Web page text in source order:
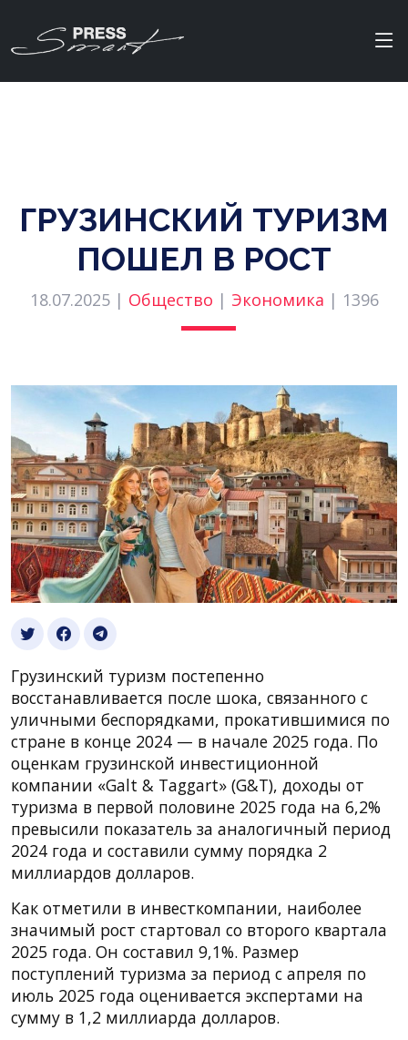
ГРУЗИНСКИЙ ТУРИЗМ
ПОШЕЛ В РОСТ
18.07.2025 | Общество | Экономика | 1396
Грузинский туризм постепенно
восстанавливается после шока, связанного с
уличными беспорядками, прокатившимися по
стране в конце 2024 — в начале 2025 года. По
оценкам грузинской инвестиционной
компании «Galt & Taggart» (G&T), доходы от
туризма в первой половине 2025 года на 6,2%
превысили показатель за аналогичный период
2024 года и составили сумму порядка 2
миллиардов долларов.
Как отметили в инвесткомпании, наиболее
значимый рост стартовал со второго квартала
2025 года. Он составил 9,1%. Размер
поступлений туризма за период с апреля по
июль 2025 года оценивается экспертами на
сумму в 1,2 миллиарда долларов.